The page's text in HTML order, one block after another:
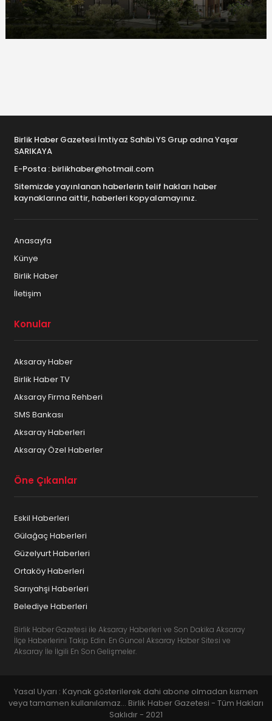
Birlik Haber Gazetesi İmtiyaz Sahibi YS Grup adına Yaşar
SARIKAYA
E-Posta : birlikhaber@hotmail.com
Sitemizde yayınlanan haberlerin telif hakları haber
kaynaklarına aittir, haberleri kopyalamayınız.
Anasayfa
Künye
Birlik Haber
İletişim
Konular
Aksaray Haber
Birlik Haber TV
Aksaray Firma Rehberi
SMS Bankası
Aksaray Haberleri
Aksaray Özel Haberler
Öne Çıkanlar
Eskil Haberleri
Gülağaç Haberleri
Güzelyurt Haberleri
Ortaköy Haberleri
Sarıyahşi Haberleri
Belediye Haberleri
Birlik Haber Gazetesi ile Aksaray Haberleri ve Son Dakika Aksaray
İlçe Haberlerini Takip Edin. En Güncel Aksaray Haber Sitesi ve
Aksaray İle İlgili En Son Gelişmeler.
Yasal Uyarı : Kaynak gösterilerek dahi abone olmadan kısmen
veya tamamen kullanılamaz... Birlik Haber Gazetesi - Tüm Hakları
Saklıdır - 2021